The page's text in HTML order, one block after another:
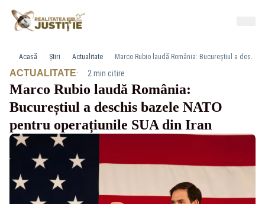
Acasă Știri Actualitate Marco Rubio laudă România: Bucureștiul a deschis bazele NATO pentru operațiunile SUA din Iran
ACTUALITATE· 2 min citire
Marco Rubio laudă România:
Bucureștiul a deschis bazele NATO
pentru operațiunile SUA din Iran